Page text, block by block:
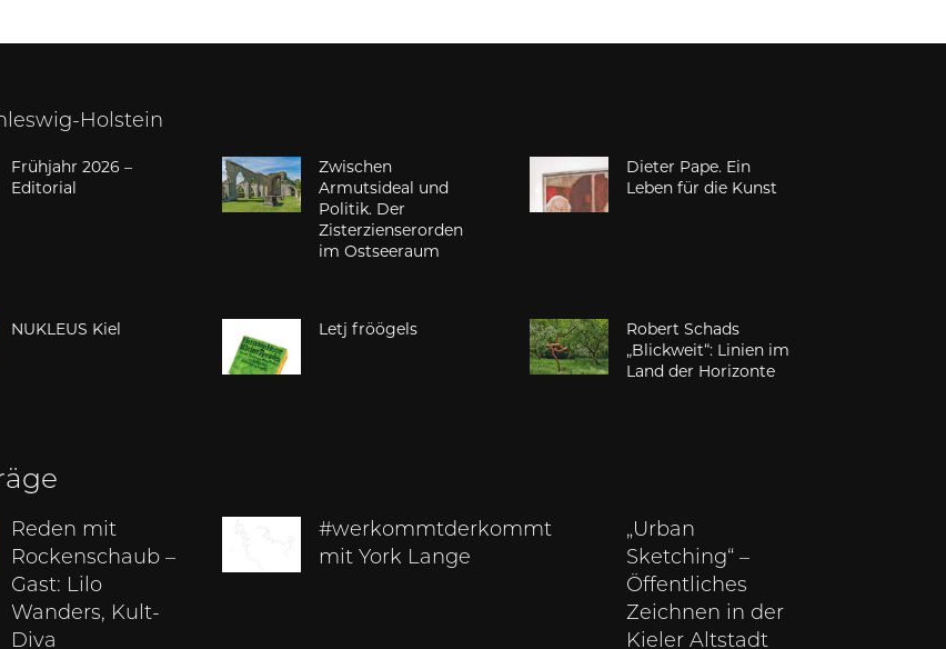
Holstein
Frühjahr 2026 –
Editorial
Zwischen
Armutsideal und
Politik. Der
Zisterzienserorden
im Ostseeraum
Dieter Pape. Ein
Leben für die Kunst
NUKLEUS Kiel Letj fröögels
Robert Schads
„Blickweit“: Linien im
Land der Horizonte
Reden mit
Rockenschaub –
Gast: Lilo
Wanders, Kult-
Diva
#werkommtderkommt
mit York Lange
„Urban
Sketching“ –
Öffentliches
Zeichnen in der
Kieler Altstadt